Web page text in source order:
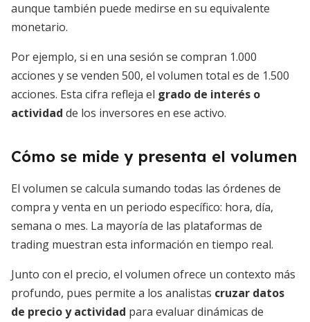
aunque también puede medirse en su equivalente
monetario.
Por ejemplo, si en una sesión se compran 1.000
acciones y se venden 500, el volumen total es de 1.500
acciones. Esta cifra refleja el grado de interés o
actividad de los inversores en ese activo.
Cómo se mide y presenta el volumen
El volumen se calcula sumando todas las órdenes de
compra y venta en un periodo específico: hora, día,
semana o mes. La mayoría de las plataformas de
trading muestran esta información en tiempo real.
Junto con el precio, el volumen ofrece un contexto más
profundo, pues permite a los analistas cruzar datos
de precio y actividad para evaluar dinámicas de